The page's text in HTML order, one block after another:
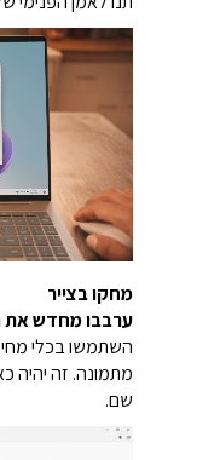
מחקו בצייר
ערבבו מחדש את
השתמשו בכלי
מתמונה. זה יהיה
שם.